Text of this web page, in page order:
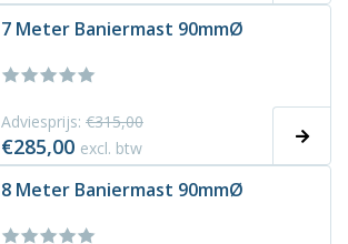
7 Meter Baniermast 90mmØ
Adviesprijs: €315,00
€285,00 excl. btw
8 Meter Baniermast 90mmØ